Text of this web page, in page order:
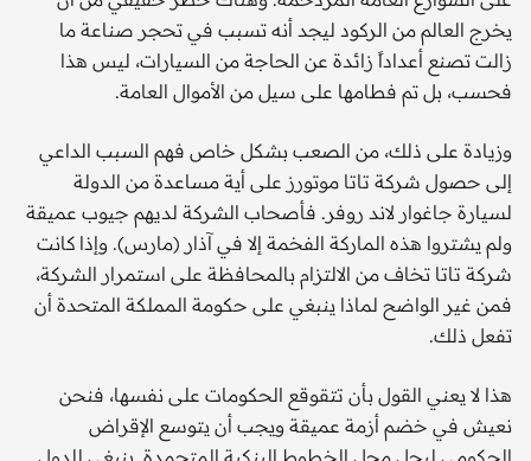
يخرج العالم من الركود ليجد أنه تسبب في تحجر صناعة ما
زالت تصنع أعداداً زائدة عن الحاجة من السيارات، ليس هذا
فحسب، بل تم فطامها على سيل من الأموال العامة.
وزيادة على ذلك، من الصعب بشكل خاص فهم السبب الداعي
إلى حصول شركة تاتا موتورز على أية مساعدة من الدولة
لسيارة جاغوار لاند روفر. فأصحاب الشركة لديهم جيوب عميقة
ولم يشتروا هذه الماركة الفخمة إلا في آذار (مارس). وإذا كانت
شركة تاتا تخاف من الالتزام بالمحافظة على استمرار الشركة،
فمن غير الواضح لماذا ينبغي على حكومة المملكة المتحدة أن
تفعل ذلك.
هذا لا يعني القول بأن تتقوقع الحكومات على نفسها، فنحن
نعيش في خضم أزمة عميقة ويجب أن يتوسع الإقراض